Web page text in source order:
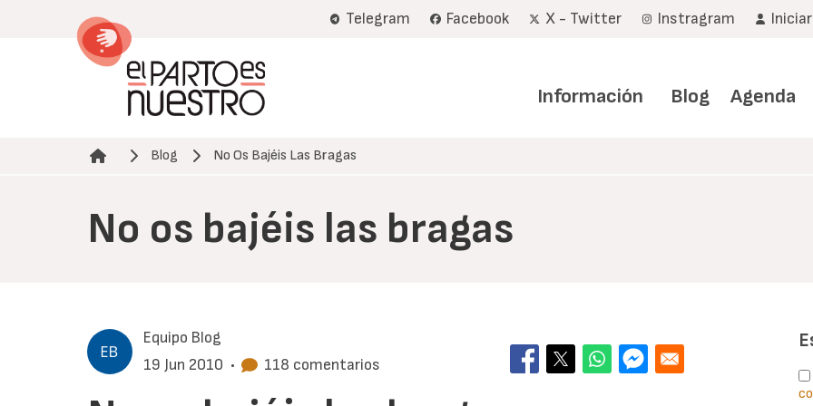
Telegram Facebook X - Twitter Instragram
Información Blog Agenda
Ruta de navegación
Blog No Os Bajéis Las Bragas
No os bajéis las bragas
Equipo Blog
19 Jun 2010 • 118 comentarios